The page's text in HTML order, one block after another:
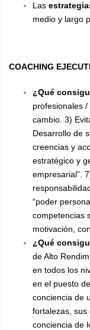
Las
medio y largo
COACHING
¿Qué
profesionales
cambio. 3)
Desarrollo de
creencias y
estratégico y
empresarial”.
“poder
competencias
motivación,
¿Qué
de Alto
en todos los
en el puesto
conciencia de
fortalezas, sus
conciencia de